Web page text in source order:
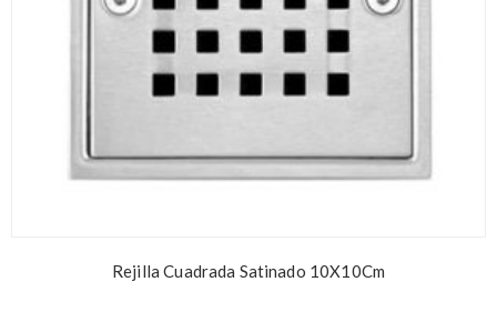
Rejilla Cuadrada Satinado 10X10Cm